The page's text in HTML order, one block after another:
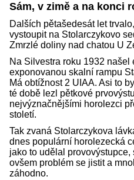
Sám, v zimě a na konci
Dalších pětašedesát let
vystoupit na Stolarczykovo
Zmrzlé doliny nad chatou U
Na Silvestra roku 1932
exponovanou skalní rampu
Má obtížnost 2 UIAA. Asi to
té době lezl pětkové
nejvýznačnějšími horolezci
století.
Tak zvaná Stolarczykova
dnes populární horolezecká
jako to udělal
ovšem problém se jistit a
záhodno.